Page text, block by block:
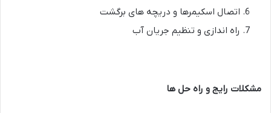
اتصال اسکیمرها و دریچه های برگشت
راه اندازی و تنظیم جریان آب
مشکلات رایج و راه حل ها